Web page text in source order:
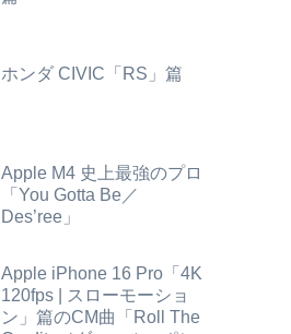
ホンダ CIVIC「RS」篇
Apple M4 史上最強のプロ
「You Gotta Be／
Des’ree」
Apple iPhone 16 Pro「4K
120fps | スローモーショ
ン」篇のCM曲「Roll The